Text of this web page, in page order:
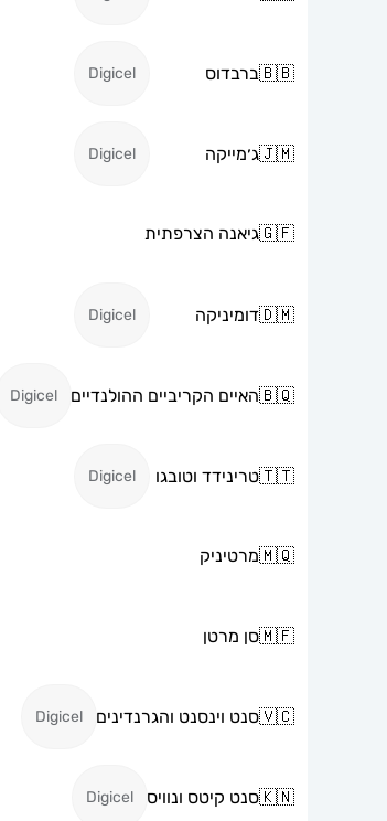
🇧🇧ברבדוס Digicel
🇯🇲ג׳מייקה Digicel
🇬🇫גיאנה הצרפתית
🇩🇲דומיניקה Digicel
🇧🇶האיים הקריביים ההולנדיים Digicel
🇹🇹טרינידד וטובגו Digicel
🇲🇶מרטיניק
🇲🇫סן מרטן
🇻🇨סנט וינסנט והגרנדינים Digicel
🇰🇳סנט קיטס ונוויס Digicel